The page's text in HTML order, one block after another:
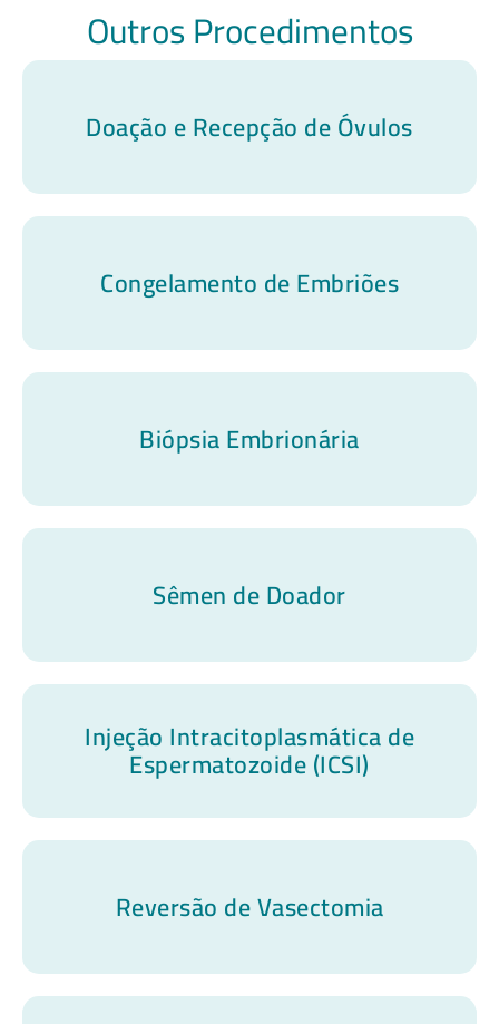
Outros Procedimentos
Doação e Recepção de Óvulos
Congelamento de Embriões
Biópsia Embrionária
Sêmen de Doador
Injeção Intracitoplasmática de
Espermatozoide (ICSI)
Reversão de Vasectomia